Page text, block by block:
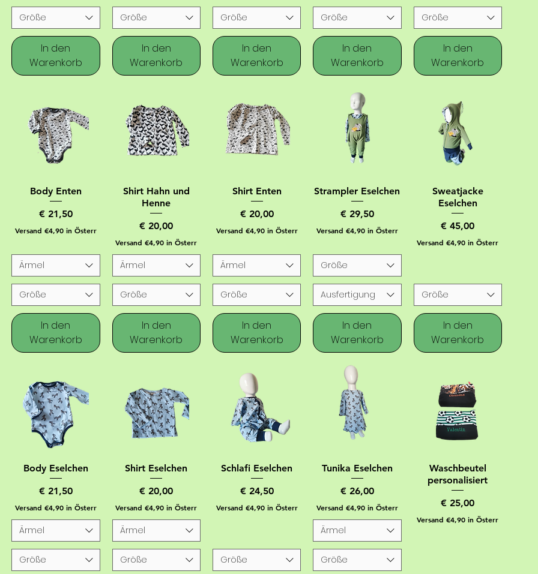
Größe
In den
Warenkorb
Größe
In den
Warenkorb
Größe
In den
Warenkorb
Größe
In den
Warenkorb
Größe
In den
Warenkorb
Body Enten
Preis
€ 21,50
Versand €4,90 in Österr
Ärmel
Größe
In den
Warenkorb
Shirt Hahn und
Henne
Preis
€ 20,00
Versand €4,90 in Österr
Ärmel
Größe
In den
Warenkorb
Shirt Enten
Preis
€ 20,00
Versand €4,90 in Österr
Ärmel
Größe
In den
Warenkorb
Strampler Eselchen
Preis
€ 29,50
Versand €4,90 in Österr
Größe
Ausfertigung
In den
Warenkorb
Sweatjacke
Eselchen
Preis
€ 45,00
Versand €4,90 in Österr
Größe
In den
Warenkorb
Body Eselchen
Preis
€ 21,50
Versand €4,90 in Österr
Ärmel
Größe
Shirt Eselchen
Preis
€ 20,00
Versand €4,90 in Österr
Ärmel
Größe
Schlafi Eselchen
Preis
€ 24,50
Versand €4,90 in Österr
Größe
Tunika Eselchen
Preis
€ 26,00
Versand €4,90 in Österr
Ärmel
Größe
Waschbeutel
personalisiert
Preis
€ 25,00
Versand €4,90 in Österr